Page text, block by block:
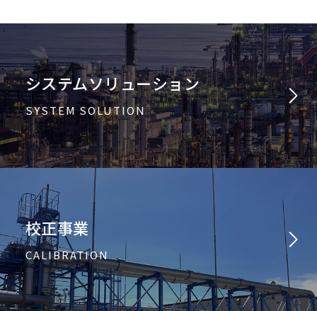
システムソリューション
SYSTEM SOLUTION
校正事業
CALIBRATION